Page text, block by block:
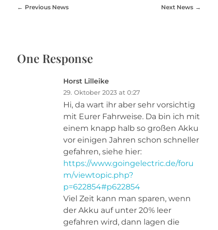
Previous News Next News
One Response
Horst Lilleike
29. Oktober 2023 at 0:27
Hi, da wart ihr aber sehr vorsichtig
mit Eurer Fahrweise. Da bin ich mit
einem knapp halb so großen Akku
vor einigen Jahren schon schneller
gefahren, siehe hier:
https://www.goingelectric.de/foru
m/viewtopic.php?
p=622854#p622854
Viel Zeit kann man sparen, wenn
der Akku auf unter 20% leer
gefahren wird, dann lagen die